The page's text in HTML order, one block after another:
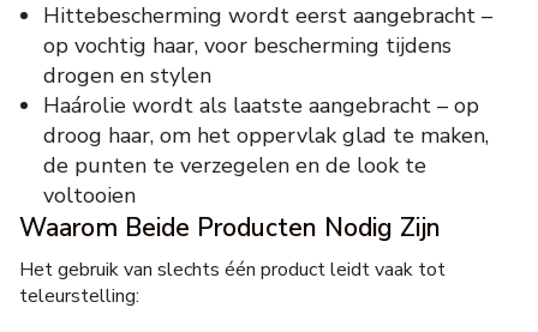
Hittebescherming wordt eerst aangebracht –
op vochtig haar, voor bescherming tijdens
drogen en stylen
Haárolie wordt als laatste aangebracht – op
droog haar, om het oppervlak glad te maken,
de punten te verzegelen en de look te
voltooien
Waarom Beide Producten Nodig Zijn
Het gebruik van slechts één product leidt vaak tot
teleurstelling: